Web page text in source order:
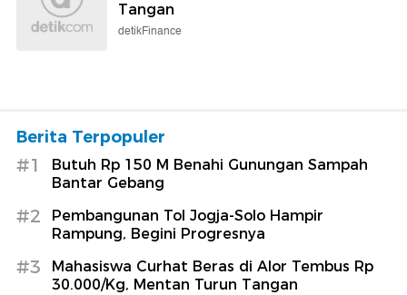
Tangan
detikFinance
Berita Terpopuler
#1
Butuh Rp 150 M Benahi Gunungan Sampah
Bantar Gebang
#2
Pembangunan Tol Jogja-Solo Hampir
Rampung, Begini Progresnya
#3
Mahasiswa Curhat Beras di Alor Tembus Rp
30.000/Kg, Mentan Turun Tangan